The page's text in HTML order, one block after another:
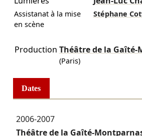
Assistanat à la mise
en scène
Stéphane
Production Théâtre de la Gaîté-
(Paris)
Dates
2006-2007
Théâtre de la Gaîté-